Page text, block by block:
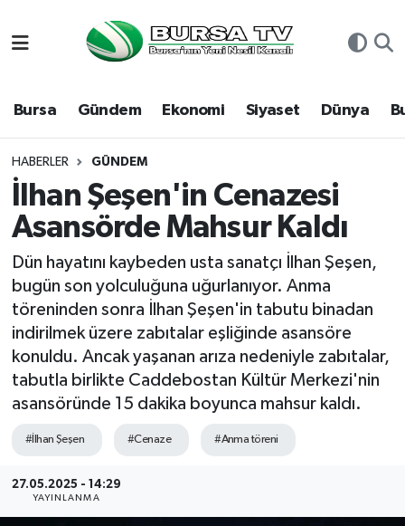
Bursa Gündem Ekonomi Siyaset Dünya
HABERLER GÜNDEM
İlhan Şeşen'in Cenazesi
Asansörde Mahsur Kaldı
Dün hayatını kaybeden usta sanatçı İlhan Şeşen,
bugün son yolculuğuna uğurlanıyor. Anma
töreninden sonra İlhan Şeşen'in tabutu binadan
indirilmek üzere zabıtalar eşliğinde asansöre
konuldu. Ancak yaşanan arıza nedeniyle zabıtalar,
tabutla birlikte Caddebostan Kültür Merkezi'nin
asansöründe 15 dakika boyunca mahsur kaldı.
#İlhan Şeşen #Cenaze #Anma töreni
27.05.2025 - 14:29
YAYINLANMA
Bursa
Dünya
Eğitim
Ekonomi
Genel
Sağlık
Siyaset
Hava Durumu
Namaz Vakitleri
Trafik Durumu
Süper Lig Puan Durumu ve Fikstür
Tüm Manşetler